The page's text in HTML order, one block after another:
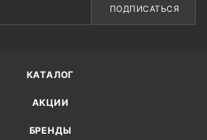
ПОДПИСАТЬСЯ
КАТАЛОГ
АКЦИИ
БРЕНДЫ